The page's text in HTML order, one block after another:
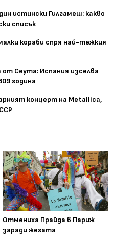
истински Гилгамеш: какво
списък
кораби спря най-тежкия
Сеута: Испания изселва
година
концерт на Metallica,
Отмениха Прайда в Париж
заради жегата